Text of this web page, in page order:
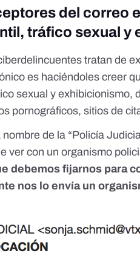
del correo
tráfico sexual y
tratan de
es haciéndoles creer
sexual y exhibicionismo,
pornográficos, sitios de
de la “Policía
ver con un organismo
debemos fijarnos para
nos lo envía un